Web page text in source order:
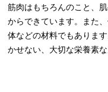
筋肉はもちろんのこと、
からできています。また
体などの材料でもありま
かせない、大切な栄養素な